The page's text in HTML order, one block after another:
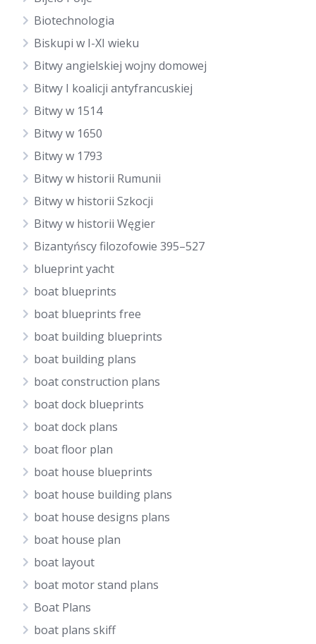
Biotechnologia
Biskupi w I-XI wieku
Bitwy angielskiej wojny domowej
Bitwy I koalicji antyfrancuskiej
Bitwy w 1514
Bitwy w 1650
Bitwy w 1793
Bitwy w historii Rumunii
Bitwy w historii Szkocji
Bitwy w historii Węgier
Bizantyńscy filozofowie 395–527
blueprint yacht
boat blueprints
boat blueprints free
boat building blueprints
boat building plans
boat construction plans
boat dock blueprints
boat dock plans
boat floor plan
boat house blueprints
boat house building plans
boat house designs plans
boat house plan
boat layout
boat motor stand plans
Boat Plans
boat plans skiff